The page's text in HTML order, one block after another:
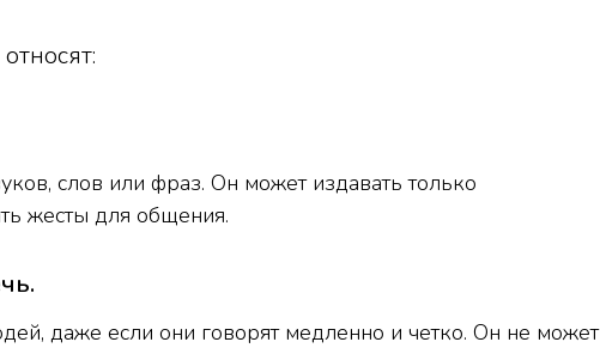
слов или фраз. Он может издавать только
жесты для общения.
даже если они говорят медленно и четко. Он не может